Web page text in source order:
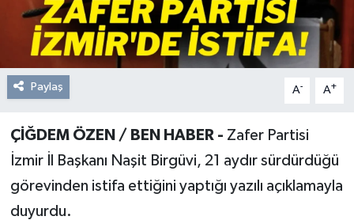
Paylaş A- A+
ÇİĞDEM ÖZEN / BEN HABER - Zafer Partisi
İzmir İl Başkanı Naşit Birgüvi, 21 aydır sürdürdüğü
görevinden istifa ettiğini yaptığı yazılı açıklamayla
duyurdu.